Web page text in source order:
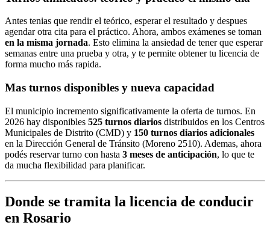
Antes tenias que rendir el teórico, esperar el resultado y despues
agendar otra cita para el práctico. Ahora, ambos exámenes se toman
en la misma jornada. Esto elimina la ansiedad de tener que esperar
semanas entre una prueba y otra, y te permite obtener tu licencia de
forma mucho más rapida.
Mas turnos disponibles y nueva capacidad
El municipio incremento significativamente la oferta de turnos. En
2026 hay disponibles 525 turnos diarios distribuidos en los Centros
Municipales de Distrito (CMD) y 150 turnos diarios adicionales
en la Dirección General de Tránsito (Moreno 2510). Ademas, ahora
podés reservar turno con hasta 3 meses de anticipación, lo que te
da mucha flexibilidad para planificar.
Donde se tramita la licencia de conducir
en Rosario